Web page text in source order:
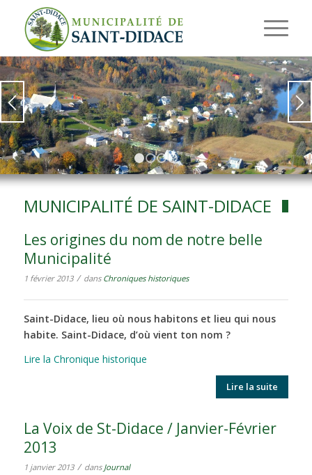
1 2 3 4
MUNICIPALITÉ DE SAINT-DIDACE
Les origines du nom de notre belle
Municipalité
1 février 2013 / dans Chroniques historiques
Saint-Didace, lieu où nous habitons et lieu qui nous
habite. Saint-Didace, d’où vient ton nom ?
Lire la Chronique historique
Lire la suite
La Voix de St-Didace / Janvier-Février
2013
1 janvier 2013 / dans Journal